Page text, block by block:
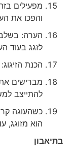
מפעילים
והפכו את
הערה: בשלב
לזגג בעוד
הכנת הזיגוג:
מברישים את
להתייצב
כשהעוגה
הוא מזוגג,
בתיאבון